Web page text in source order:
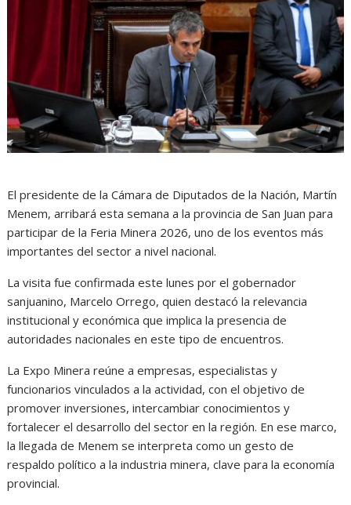
El presidente de la Cámara de Diputados de la Nación, Martín
Menem, arribará esta semana a la provincia de San Juan para
participar de la Feria Minera 2026, uno de los eventos más
importantes del sector a nivel nacional.
La visita fue confirmada este lunes por el gobernador
sanjuanino, Marcelo Orrego, quien destacó la relevancia
institucional y económica que implica la presencia de
autoridades nacionales en este tipo de encuentros.
La Expo Minera reúne a empresas, especialistas y
funcionarios vinculados a la actividad, con el objetivo de
promover inversiones, intercambiar conocimientos y
fortalecer el desarrollo del sector en la región. En ese marco,
la llegada de Menem se interpreta como un gesto de
respaldo político a la industria minera, clave para la economía
provincial.